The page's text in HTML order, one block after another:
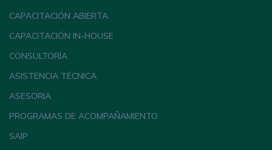
CAPACITACIÓN ABIERTA
CAPACITACIÓN IN-HOUSE
CONSULTORÍA
ASISTENCIA TÉCNICA
ASESORIA
PROGRAMAS DE ACOMPAÑAMIENTO
SAIP